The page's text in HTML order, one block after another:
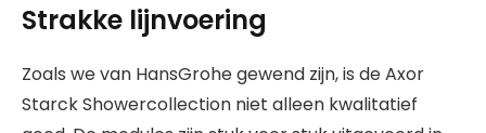
Strakke lijnvoering
Zoals we van HansGrohe gewend zijn, is de Axor
Starck Showercollection niet alleen kwalitatief